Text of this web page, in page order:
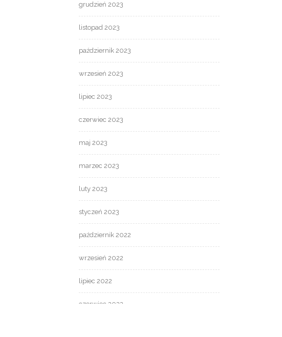
grudzień 2023
listopad 2023
październik 2023
wrzesień 2023
lipiec 2023
czerwiec 2023
maj 2023
marzec 2023
luty 2023
styczeń 2023
październik 2022
wrzesień 2022
lipiec 2022
czerwiec 2022